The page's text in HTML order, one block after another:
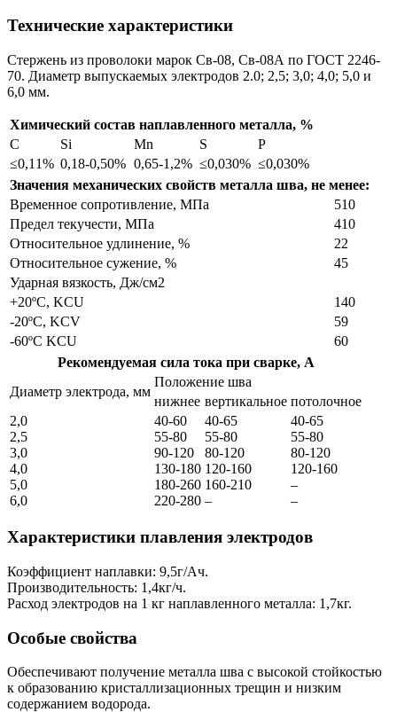
Технические характеристики
Стержень из проволоки марок Св-08, Св-08А по ГОСТ 2246-
70. Диаметр выпускаемых электродов 2.0; 2,5; 3,0; 4,0; 5,0 и
6,0 мм.
Химический состав наплавленного металла, %
C
Si Mn S
P
≤0,11% 0,18-0,50% 0,65-1,2% ≤0,030% ≤0,030%
Значения механических свойств металла шва, не менее:
Временное сопротивление, МПа
510
Предел текучести, МПа
410
Относительное удлинение, %
22
Относительное сужение, %
45
Ударная вязкость, Дж/см2
+20ºС, KCU
140
-20ºС, KCV
59
-60ºС KCU
60
Рекомендуемая сила тока при сварке, А
Диаметр электрода, мм
Положение шва
нижнее вертикальное потолочное
2,0
2,5
3,0
4,0
5,0
6,0
40-60
55-80
90-120
130-180
180-260
220-280
40-65
55-80
80-120
120-160
160-210
–
40-65
55-80
80-120
120-160
–
–
Характеристики плавления электродов
Коэффициент наплавки: 9,5г/Ач.
Производительность: 1,4кг/ч.
Расход электродов на 1 кг наплавленного металла: 1,7кг.
Особые свойства
Обеспечивают получение металла шва с высокой стойкостью
к образованию кристаллизационных трещин и низким
содержанием водорода.